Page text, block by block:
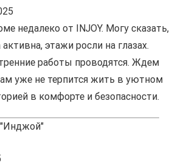
недалеко от INJOY. Могу сказать,
этажи росли на глазах.
работы проводятся. Ждем
уже не терпится жить в уютном
в комфорте и безопасности.